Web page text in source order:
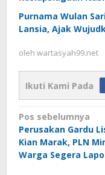
Purnama Wulan
Lansia, Ajak
oleh wartasyah99.net
Ikuti Kami Pada
Navigasi
pos
Pos sebelumnya
Perusakan Gardu
Kian Marak, PLN
Warga Segera